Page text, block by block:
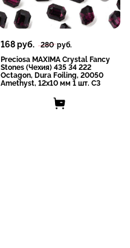
168руб. 280руб.
Preciosa MAXIMA Crystal Fancy
Stones (Чехия) 435 34 222
Octagon, Dura Foiling, 20050
Amethyst, 12x10 мм 1 шт. СЗ